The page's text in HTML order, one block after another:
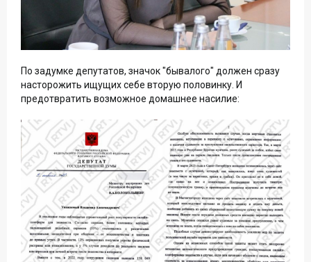
По задумке депутатов, значок "бывалого" должен сразу
насторожить ищущих себе вторую половинку. И
предотвратить возможное домашнее насилие: